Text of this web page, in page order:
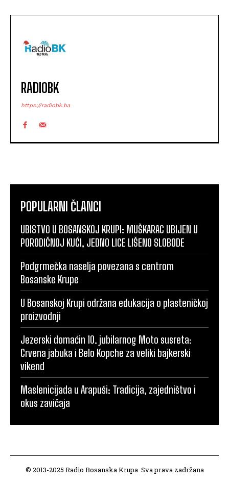
RADIOBK
https://radiobk.ba
POPULARNI ČLANCI
UBISTVO U BOSANSKOJ KRUPI: MUŠKARAC UBIJEN U
PORODIČNOJ KUĆI, JEDNO LICE LIŠENO SLOBODE
Podgrmečka naselja povezana s centrom
Bosanske Krupe
U Bosanskoj Krupi održana edukacija o plasteničkoj
proizvodnji
Jezerski domaćin 10. jubilarnog Moto susreta:
Crvena jabuka i Belo Kopche za veliki bajkerski
vikend
Maslenicijada u Arapuši: Tradicija, zajedništvo i
okus zavičaja
© 2013-2025 Radio Bosanska Krupa. Sva prava zadržana